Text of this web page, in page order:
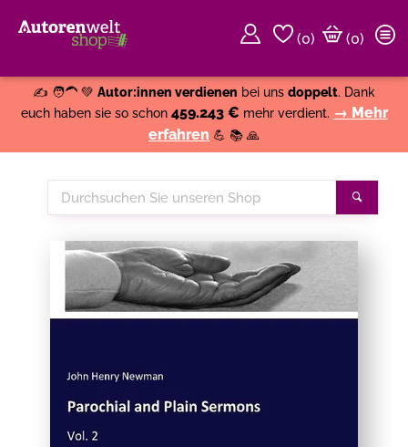
(0)
(0)
✍️ 🧑‍🦱 💚 Autor:innen verdienen bei uns doppelt. Dank
euch haben sie so schon 459.243 € mehr verdient. → Mehr
erfahren 💪 📚 🙏
Durchsuchen
Sie
Shop